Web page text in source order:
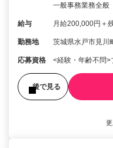
一般事務業務全般
給与 月給200,000円＋
勤務地 茨城県水戸市見川
応募資格 <経験・年齢不問>
後で見る